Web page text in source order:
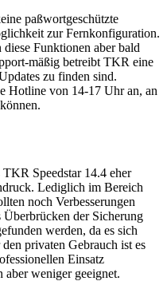
paßwortgeschützte
zur Fernkonfiguration.
Funktionen aber bald
mäßig betreibt TKR eine
zu finden sind.
Hotline von 14-17 Uhr an, an
Speedstar 14.4 eher
Lediglich im Bereich
noch Verbesserungen
der Sicherung
werden, da es sich
privaten Gebrauch ist es
Einsatz
aber weniger geeignet.